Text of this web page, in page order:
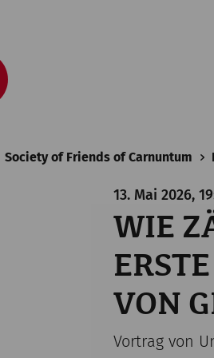
Society of Friends of Carnuntum
13. Mai 2026,
WIE
VON
Vortrag von